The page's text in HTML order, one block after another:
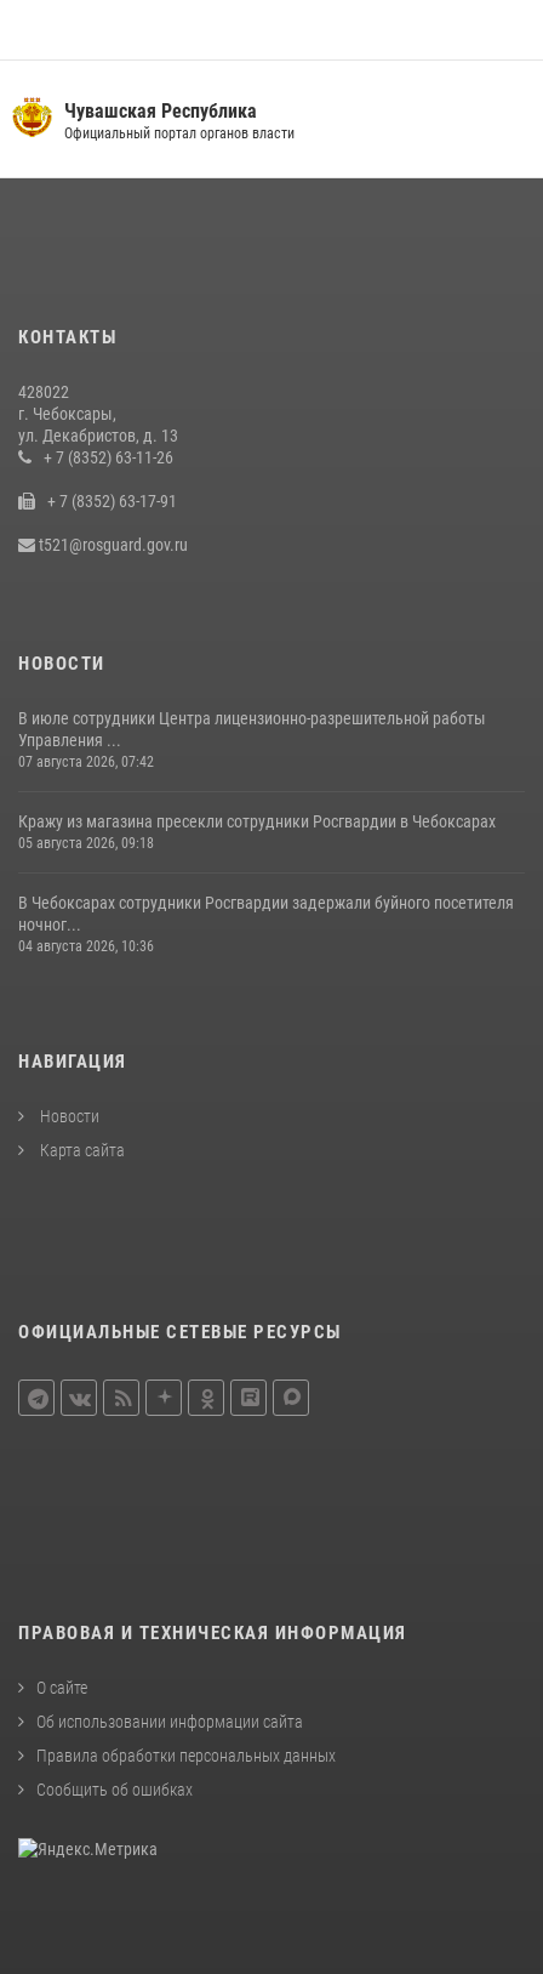
14 июля 2026, 13:09 3
программы «Время СВОих» на Национальном телевидении Чувашии
27 июля 2026, 05:05
В преддверии сезона охоты Управление Росгвардии по Чувашской
Республике напоминает о правилах обращения с оружием
16 июля 2026, 12:46
При поддержке спецназа Росгвардии в Чувашии изъята крупная
Чувашская Республика
Официальный портал органов власти
КОНТАКТЫ
428022
г. Чебоксары,
ул. Декабристов, д. 13
+ 7 (8352) 63-11-26
+ 7 (8352) 63-17-91
t521@rosguard.gov.ru
НОВОСТИ
В июле сотрудники Центра лицензионно-разрешительной работы
Управления ...
07 августа 2026, 07:42
Кражу из магазина пресекли сотрудники Росгвардии в Чебоксарах
05 августа 2026, 09:18
В Чебоксарах сотрудники Росгвардии задержали буйного посетителя
ночног...
04 августа 2026, 10:36
НАВИГАЦИЯ
Новости
Карта сайта
ОФИЦИАЛЬНЫЕ СЕТЕВЫЕ РЕСУРСЫ
ПРАВОВАЯ И ТЕХНИЧЕСКАЯ ИНФОРМАЦИЯ
О сайте
Об использовании информации сайта
Правила обработки персональных данных
Сообщить об ошибках